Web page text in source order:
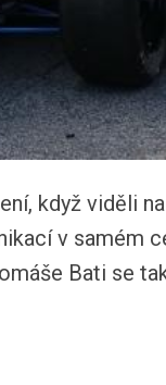
když viděli
v samém
Bati se